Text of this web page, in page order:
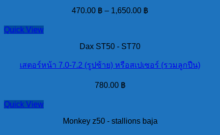
470.00 ฿ – 1,650.00 ฿
Quick View
Dax ST50 - ST70
เสตอร์หน้า 7.0-7.2 (รูปซ้าย) หรือสเปเซอร์ (รวมลูกปืน)
780.00 ฿
Quick View
Monkey z50 - stallions baja